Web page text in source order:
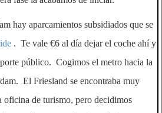
hay aparcamientos subsidiados que se
. Te vale €6 al día dejar el coche ahí y
público. Cogimos el metro hacia la
El Friesland se encontraba muy
de turismo, pero decidimos